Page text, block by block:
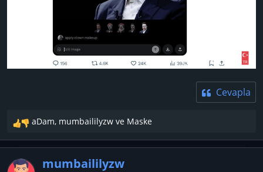
Cevapla
T
e
p
k
aDam, mumbaililyzw ve Maske
mumbaililyzw